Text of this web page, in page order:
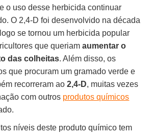
o uso desse herbicida continuar
O 2,4-D foi desenvolvido na década
se tornou um herbicida popular
que queriamaumentar o
das colheitas. Além disso, os
que procuram um gramado verde e
recorreram ao2,4-D, muitas vezes
com outros produtos químicos
níveis deste produto químico tem